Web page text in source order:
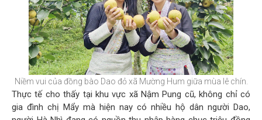
Niềm vui của đồng bào Dao đỏ xã Mường Hum giữa mùa lê chín.
Thực tế cho thấy tại khu vực xã Nậm Pung cũ, không chỉ có
gia đình chị Mẩy mà hiện nay có nhiều hộ dân người Dao,